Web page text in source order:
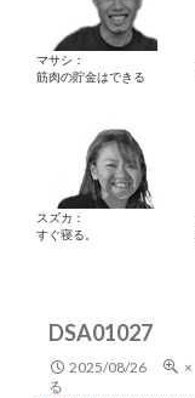
マサシ：
筋肉の貯金はできる
スズカ：
すぐ寝る。
DSA01027
2025/08/26 ×
る